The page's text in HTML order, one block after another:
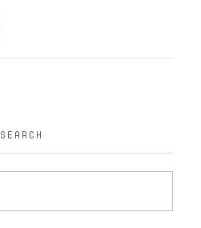
SEARCH